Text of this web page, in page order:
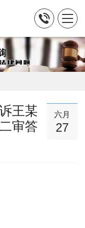
王某
审答
六月
27